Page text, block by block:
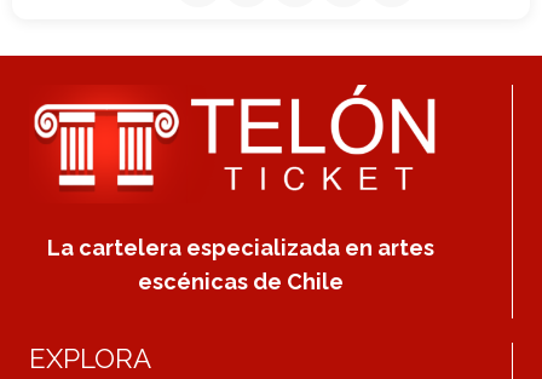
La cartelera especializada en artes
escénicas de Chile
EXPLORA